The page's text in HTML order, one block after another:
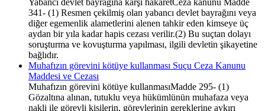
341- (1) Resmen çekilmiş olan yabancı devlet bayrağını veya
diğer egemenlik alametlerini alenen tahkir eden kimseye üç
aydan bir yıla kadar hapis cezası verilir.(2) Bu suçtan dolayı
soruşturma ve kovuşturma yapılması, ilgili devletin şikayetine
bağlıdır.
Muhafızın görevini kötüye kullanması Suçu Ceza Kanunu
Maddesi ve Cezası
Muhafızın görevini kötüye kullanmasıMadde 295- (1)
Gözaltına alınan, tutuklu veya hükümlünün muhafaza veya
nakli ile görevli kişilerin, görevlerinin gereklerine aykırı